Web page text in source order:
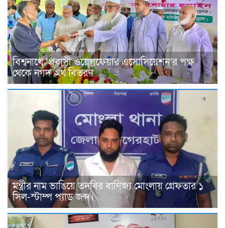
বিশ্বনাথে ‘প্রবাসী ওয়েলফেয়ার এসোসিয়েশন’র পক্ষ
থেকে নগদ অর্থ বিতরণ
মন্ত্রীর নাম ভাঙিয়ে তদবির বাণিজ্য মোংলায় গ্রেফতার ১
সিল-স্টাম্প প্যাড জব্দ।